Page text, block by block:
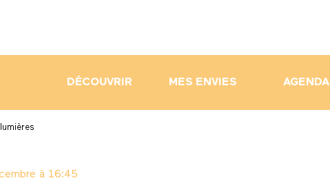
DÉCOUVRIR MES ENVIES AGENDA
à 16:45